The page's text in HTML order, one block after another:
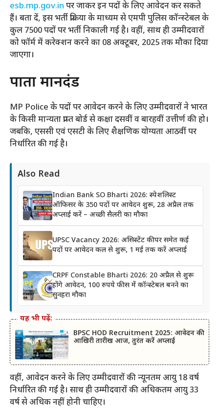
esb.mp.gov.in पर जाकर इन पदों के लिए आवेदन कर सकते
हैं। बता दें, इस भर्ती प्रक्रिया के माध्यम से एमपी पुलिस कॉन्स्टेबल के
कुल 7500 पदों पर भर्ती निकाली गई है। वहीं, साथ ही उम्मीदवारों
को फॉर्म में करेक्शन करने का 08 अक्टूबर, 2025 तक मौका दिया
जाएगा।
पात्रता मानदंड
MP Police के पदों पर आवेदन करने के लिए उम्मीदवारों ने भारत
के किसी मान्यता प्राप्त बोर्ड से कक्षा दसवीं व बारहवीं उत्तीर्ण की हो।
जबकि, एससी एवं एसटी के लिए शैक्षणिक योग्यता आठवीं पर
निर्धारित की गई है।
Also Read
Indian Bank SO Bharti 2026: स्पेशलिस्ट
ऑफिसर के 350 पदों पर आवेदन शुरू, 28 अप्रैल तक
अप्लाई करें – अच्छी सैलरी का मौका
UPSC Vacancy 2026: असिस्टेंट कीपर समेत कई
पदों पर आवेदन कल से शुरू, 1 मई तक करें अप्लाई
CRPF Constable Bharti 2026: 20 अप्रैल से शुरू
होंगे आवेदन, 100 रुपये फीस में कॉन्स्टेबल बनने का
सुनहरा मौका
यह भी पढ़ें:
BPSC HOD Recruitment 2025: आवेदन की
आखिरी तारीख आज, तुरंत करें अप्लाई
वहीं, आवेदन करने के लिए उम्मीदवारों की न्यूनतम आयु 18 वर्ष
निर्धारित की गई है। साथ ही उम्मीदवारों की अधिकतम आयु 33
वर्ष से अधिक नहीं होनी चाहिए।